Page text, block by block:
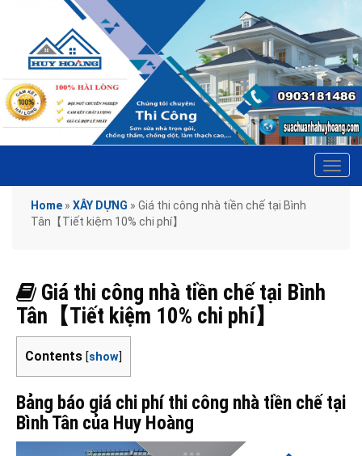
Home » XÂY DỰNG » Giá thi công nhà tiền chế tại Bình
Tân【Tiết kiệm 10% chi phí】
Giá thi công nhà tiền chế tại Bình
Tân【Tiết kiệm 10% chi phí】
Contents [show]
Bảng báo giá chi phí thi công nhà tiền chế tại
Bình Tân của Huy Hoàng